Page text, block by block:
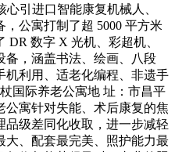
心引进口智能康复机械人、
公寓打制了超 5000 平方米
DR 数字 X 光机、彩超机、
备，涵盖书法、绘画、八段
机利用、适老化编程、非遗手
国际养老公寓地 址：市昌平
公寓针对失能、术后康复的焦
品级差同化收取，进一步减轻
大、配套最完美、照护能力最